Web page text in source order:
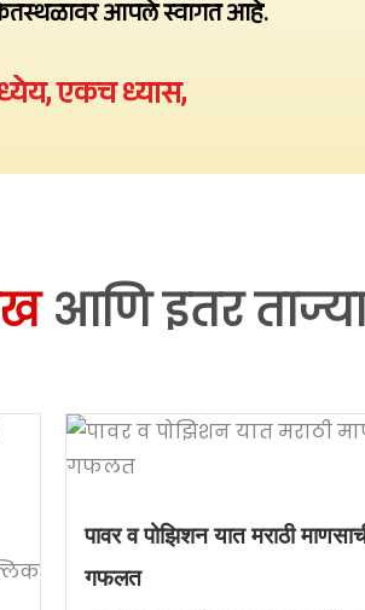
आपले स्वागत आहे.
एकच ध्यास,
आणि इतर ताज्या
पावर व पोझिशन यात मराठी
गफलत